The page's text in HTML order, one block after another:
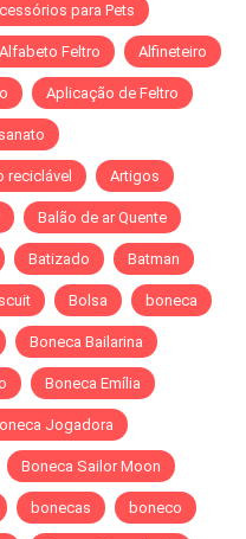
para Pets
Alfabeto Feltro Alfineteiro
Aplicação de Feltro
reciclável Artigos
Balão de ar Quente
Batizado Batman
Bolsa boneca
Boneca Bailarina
Boneca Emília
Jogadora
Boneca Sailor Moon
bonecas boneco